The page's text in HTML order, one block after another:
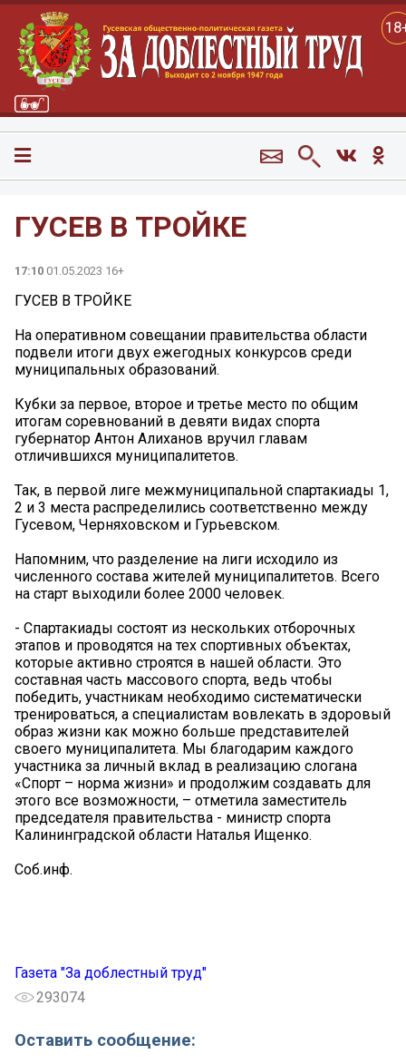
ГУСЕВ В ТРОЙКЕ
17:10 01.05.2023 16+
ГУСЕВ В ТРОЙКЕ
На оперативном совещании правительства области
подвели итоги двух ежегодных конкурсов среди
муниципальных образований.
Кубки за первое, второе и третье место по общим
итогам соревнований в девяти видах спорта
губернатор Антон Алиханов вручил главам
отличившихся муниципалитетов.
Так, в первой лиге межмуниципальной спартакиады 1,
2 и 3 места распределились соответственно между
Гусевом, Черняховском и Гурьевском.
Напомним, что разделение на лиги исходило из
численного состава жителей муниципалитетов. Всего
на старт выходили более 2000 человек.
- Спартакиады состоят из нескольких отборочных
этапов и проводятся на тех спортивных объектах,
которые активно строятся в нашей области. Это
составная часть массового спорта, ведь чтобы
победить, участникам необходимо систематически
тренироваться, а специалистам вовлекать в здоровый
образ жизни как можно больше представителей
своего муниципалитета. Мы благодарим каждого
участника за личный вклад в реализацию слогана
«Спорт – норма жизни» и продолжим создавать для
этого все возможности, – отметила заместитель
председателя правительства - министр спорта
Калининградской области Наталья Ищенко.
Соб.инф.
Газета "За доблестный труд"
293074
Оставить сообщение: